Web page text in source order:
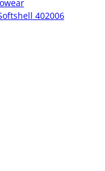
402006